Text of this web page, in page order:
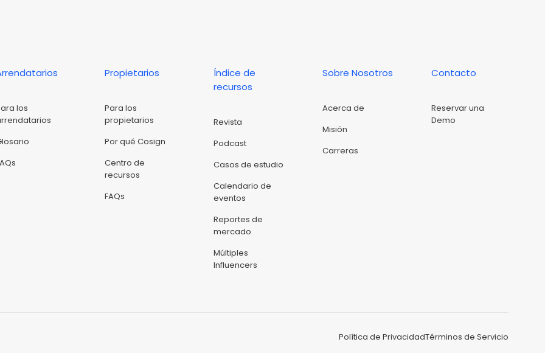
los
Propietarios
Para los
propietarios
Por qué Cosign
Centro de
recursos
FAQs
Índice de
recursos
Revista
Podcast
Casos de estudio
Calendario de
eventos
Reportes de
mercado
Múltiples
Influencers
Sobre Nosotros
Acerca de
Misión
Carreras
Contacto
Reservar una
Demo
Política de PrivacidadTérminos de Servicio